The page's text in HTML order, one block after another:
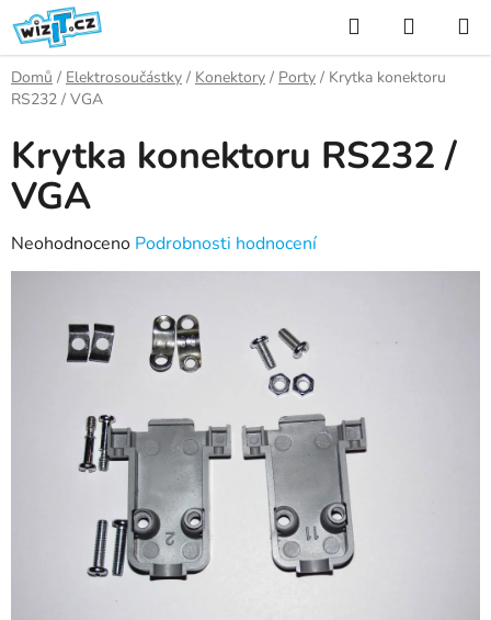
Přejít
na
obsah
Hledat
KOŠÍK
Domů / Elektrosoučástky / Konektory / Porty / Krytka konektoru
RS232 / VGA
Krytka konektoru RS232 /
VGA
Průměrné
hodnocení
hvězdiček.
Neohodnoceno Podrobnosti hodnocení